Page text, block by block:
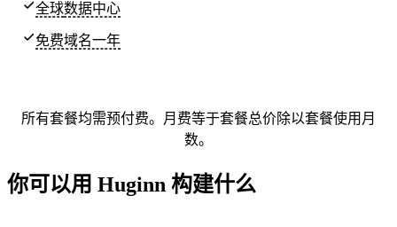
全球数据中心
免费域名一年
所有套餐均需预付费。月费等于套餐总价除以套餐使用月
数。
你可以用 Huginn 构建什么